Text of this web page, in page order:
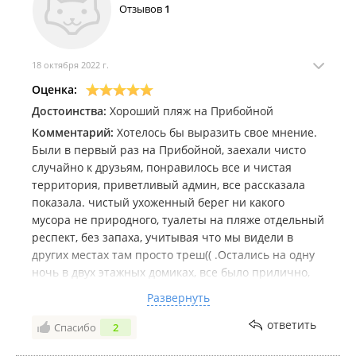
Отзывов 1
18 октября 2022 г.
Оценка:
Достоинства: Хороший пляж на Прибойной
Комментарий: Хотелось бы выразить свое мнение.
Были в первый раз на Прибойной, заехали чисто
случайно к друзьям, понравилось все и чистая
территория, приветливый админ, все рассказала
показала. чистый ухоженный берег ни какого
мусора не природного, туалеты на пляже отдельный
респект, без запаха, учитывая что мы видели в
других местах там просто треш(( .Остались на одну
ночь в двух этажных домиках, все было прилично,
не большой, но с чистым бельем, полотенцем,
приличный был душ хоть и общ, и опять же
Развернуть
Спасибо 2 ответить